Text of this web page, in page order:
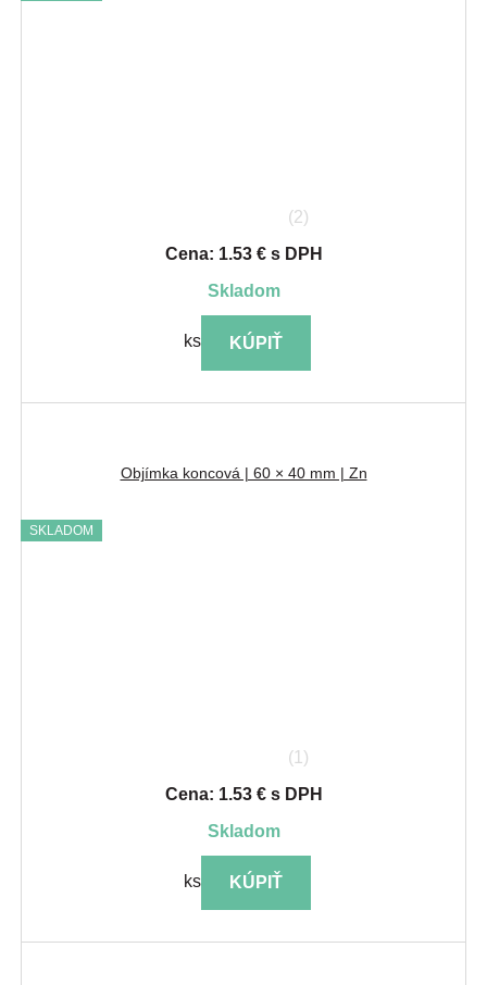
(2)
Cena: 1.53 € s DPH
skladom
ks KÚPIŤ
Objímka koncová | 60 × 40 mm | Zn
SKLADOM
(1)
Cena: 1.53 € s DPH
skladom
ks KÚPIŤ